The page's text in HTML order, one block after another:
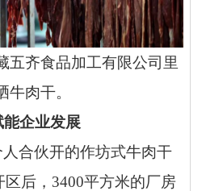
五齐食品加工有限公司里
牛肉干。
企业发展
合伙开的作坊式牛肉干
后，3400平方米的厂房